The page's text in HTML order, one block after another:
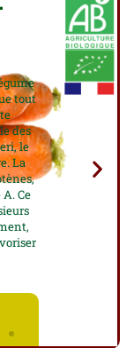
tout
des
le
La
Ce